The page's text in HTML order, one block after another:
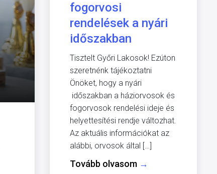
fogorvosi
rendelések a nyári
időszakban
Tisztelt Győri Lakosok! Ezúton
szeretnénk tájékoztatni
Önöket, hogy a nyári
időszakban a háziorvosok és
fogorvosok rendelési ideje és
helyettesítési rendje változhat.
Az aktuális információkat az
alábbi, orvosok által […]
Tovább olvasom →